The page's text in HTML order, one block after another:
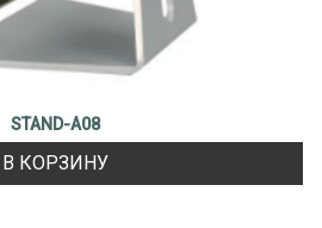
STAND-A08
В КОРЗИНУ